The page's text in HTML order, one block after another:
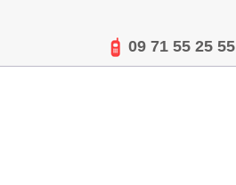
09 71 55 25 55